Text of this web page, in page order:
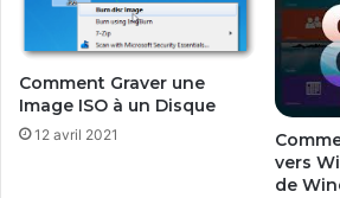
Comment Graver une
Image ISO à un Disque
12 avril 2021
vers
de